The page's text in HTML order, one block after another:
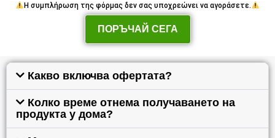
Η συμπλήρωση της φόρμας δεν σας υποχρεώνει να αγοράσετε.
ПОРЪЧАЙ СЕГА
Какво включва офертата?
Колко време отнема получаването на
продукта у дома?